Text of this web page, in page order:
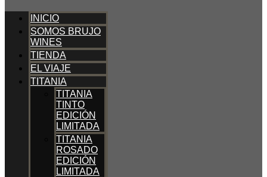
INICIO
SOMOS BRUJO
WINES
TIENDA
EL VIAJE
TITANIA
TITANIA
TINTO
EDICIÓN
LIMITADA
TITANIA
ROSADO
EDICIÓN
LIMITADA